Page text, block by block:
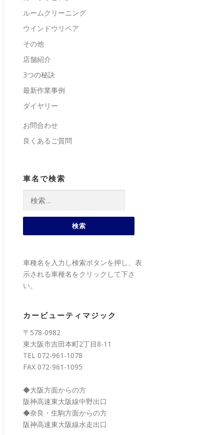
ルームクリーニング
ウインドウリペア
その他
店舗紹介
3つの秘訣
最新作業事例
ダイヤリー
お問合わせ
良くあるご質問
車名で検索
車種名を入力し検索ボタンを押し、表
示される車種名をクリックして下さ
い。
カービューティマジック
〒578-0982
東大阪市吉田本町2丁目8-11
TEL 072-961-1078
FAX 072-961-1095
◆大阪方面からの方
阪神高速東大阪線中野出口
◆奈良・生駒方面からの方
阪神高速東大阪線水走出口